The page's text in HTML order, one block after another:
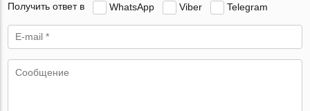
Получить ответ в WhatsApp Viber Telegram